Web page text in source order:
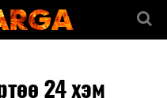
24 хэм